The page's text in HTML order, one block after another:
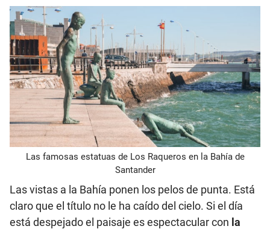
Las famosas estatuas de Los Raqueros en la Bahía de
Santander
Las vistas a la Bahía ponen los pelos de punta. Está
claro que el título no le ha caído del cielo. Si el día
está despejado el paisaje es espectacular con la